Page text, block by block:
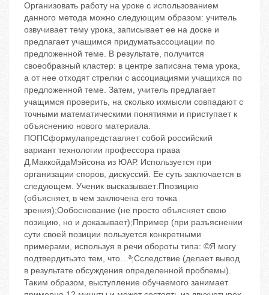
Организовать работу на уроке с использованием
данного метода можно следующим образом: учитель
озвучивает тему урока, записывает ее на доске и
предлагает учащимся придуматьассоциации по
предложенной теме. В результате, получится
своеобразный кластер: в центре записана тема урока,
а от нее отходят стрелки с ассоциациями учащихся по
предложенной теме. Затем, учитель предлагает
учащимся проверить, на сколько ихмысли совпадают с
точными математическими понятиями и приступает к
объяснению нового материала.
ПОПСформулапредставляет собой российский
вариант технологии профессора права
Д.МаккойдаМэйсона из ЮАР. Используется при
организации споров, дискуссий. Ее суть заключается в
следующем. Ученик высказывает:Ппозицию
(объясняет, в чем заключена его точка
зрения);Ообоснование (не просто объясняет свою
позицию, но и доказывает);Ппример (при разъяснении
сути своей позиции пользуется конкретными
примерами, используя в речи обороты типа: ©Я могу
подтвердитьэто тем, что…ª;Сследствие (делает вывод
в результате обсуждения определенной проблемы).
Таким образом, выступление обучаемого занимает